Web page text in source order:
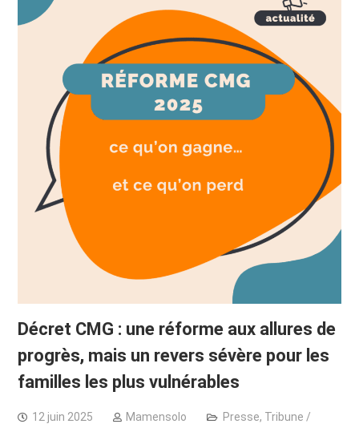
Décret CMG : une réforme aux allures de
progrès, mais un revers sévère pour les
familles les plus vulnérables
12 juin 2025 Mamensolo Presse, Tribune /